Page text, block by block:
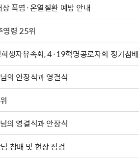
폭염·온열질환 예방 안내
령 25위
생자유족회, 4·19혁명공로자회 정기참배
의 안장식과 영결식
의 영결식과 안장식
참배 및 현장 점검